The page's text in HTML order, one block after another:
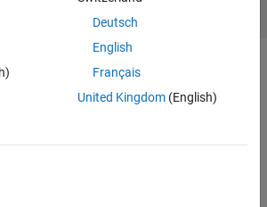
Deutsch
English
Français
United Kingdom(English)